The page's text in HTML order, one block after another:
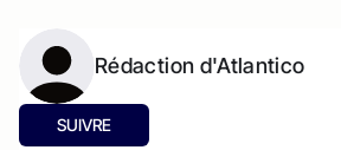
Rédaction d'Atlantico
SUIVRE